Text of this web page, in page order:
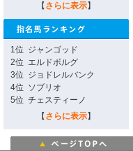
【 さらに表示】
1位 ジャンゴッド
2位 エルドボルグ
3位 ジョドレルバンク
4位 ソブリオ
5位 チェスティーノ
【 さらに表示】